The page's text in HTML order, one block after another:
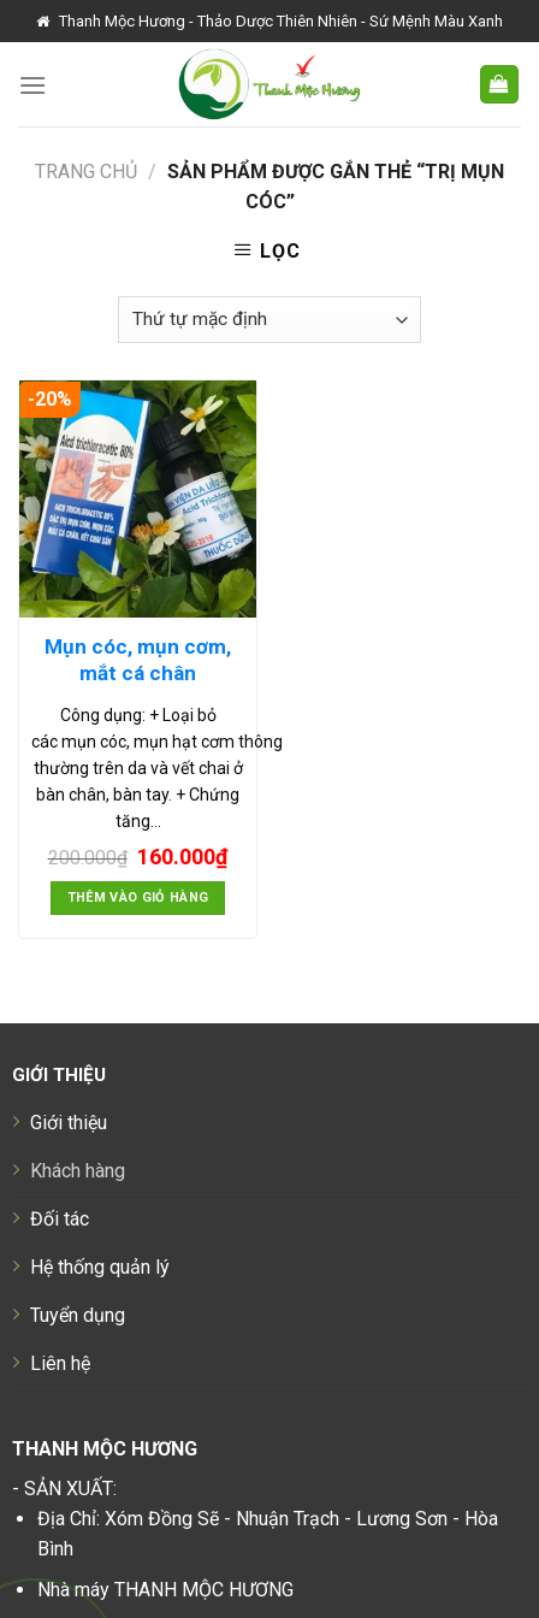
Skip
to
content
Thanh Mộc Hương - Thảo Dược Thiên Nhiên - Sứ Mệnh Màu Xanh
TRANG CHỦ / SẢN PHẨM ĐƯỢC GẮN THẺ “TRỊ MỤN
CÓC”
LỌC
-20%
Mụn cóc, mụn cơm,
mắt cá chân
Công dụng: + Loại bỏ
các mụn cóc, mụn hạt cơm thông
thường trên da và vết chai ở
bàn chân, bàn tay. + Chứng
tăng…
200.000₫ 160.000₫
THÊM VÀO GIỎ HÀNG
GIỚI THIỆU
Giới thiệu
Khách hàng
Đối tác
Hệ thống quản lý
Tuyển dụng
Liên hệ
THANH MỘC HƯƠNG
- SẢN XUẤT:
Địa Chỉ: Xóm Đồng Sẽ - Nhuận Trạch - Lương Sơn - Hòa
Bình
Nhà máy THANH MỘC HƯƠNG